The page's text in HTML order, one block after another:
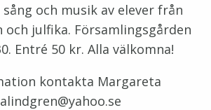
och musik av elever från
och julfika. Församlingsgården
Entré 50 kr. Alla välkomna!
kontakta Margareta